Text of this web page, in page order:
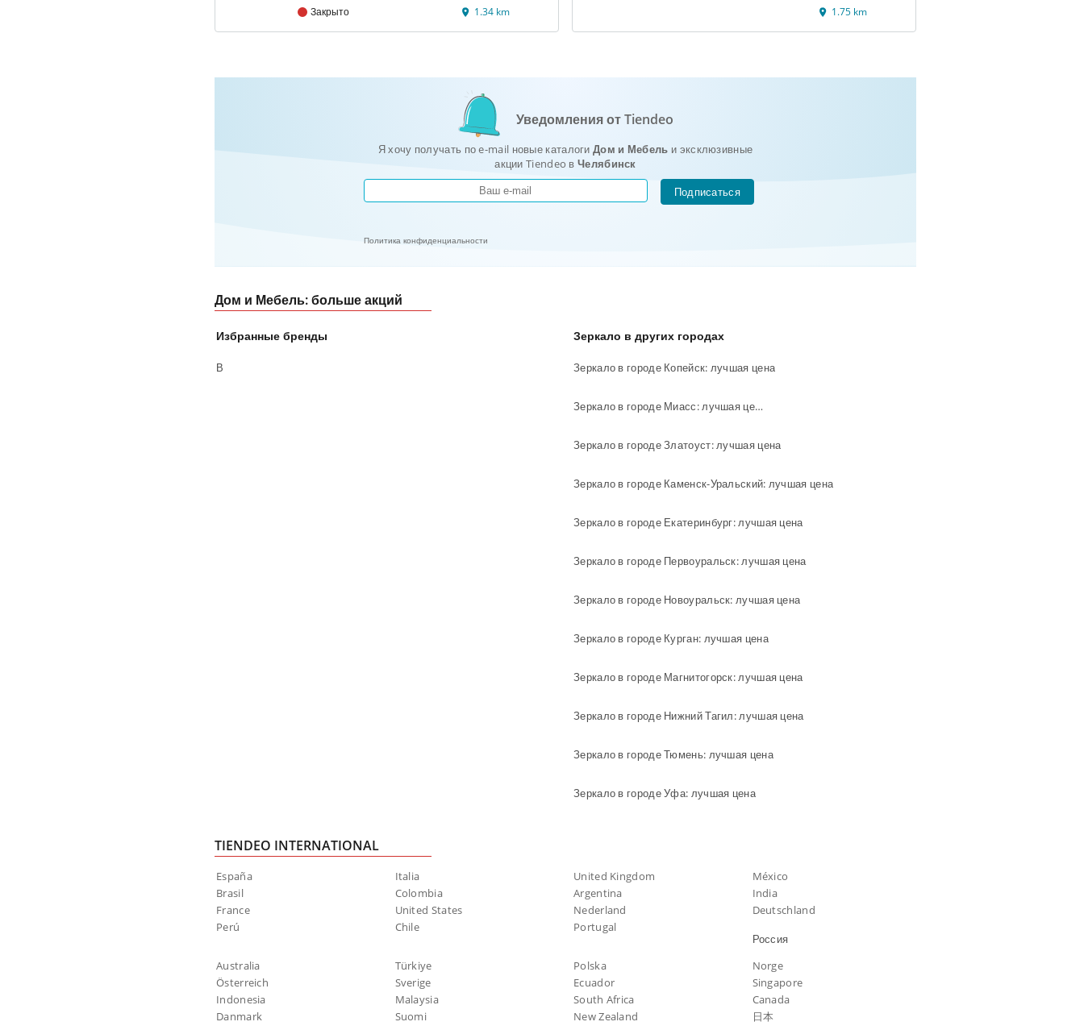
Закрыто 1.34 km 1.75 km
Уведомления от Tiendeo
Я хочу получать по e-mail новые каталогиДом и Мебель и эксклюзивные
акции Tiendeo вЧелябинск
Подписаться
Политика конфиденциальности
Дом и Мебель: больше акций
Избранные бренды
В
Зеркало в других городах
Зеркало в городе Копейск: лучшая цена
Зеркало в городе Миасс: лучшая цена
Зеркало в городе Златоуст: лучшая цена
Зеркало в городе Каменск-Уральский: лучшая цена
Зеркало в городе Екатеринбург: лучшая цена
Зеркало в городе Первоуральск: лучшая цена
Зеркало в городе Новоуральск: лучшая цена
Зеркало в городе Курган: лучшая цена
Зеркало в городе Магнитогорск: лучшая цена
Зеркало в городе Нижний Тагил: лучшая цена
Зеркало в городе Тюмень: лучшая цена
Зеркало в городе Уфа: лучшая цена
TIENDEO INTERNATIONAL
España Italia United Kingdom
México
Brasil
Colombia Argentina
India
France
United States Nederland
Deutschland
Perú
Chile
Portugal
Россия
Australia
Türkiye Polska
Norge
Österreich
Sverige Ecuador
Singapore
Indonesia
Malaysia South Africa
Canada
Danmark
Suomi New Zealand
日本